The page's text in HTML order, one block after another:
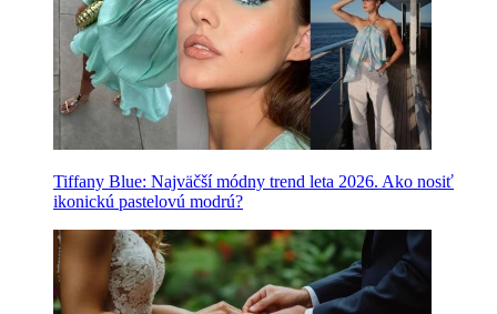
Tiffany Blue: Najväčší módny trend leta 2026. Ako nosiť
ikonickú pastelovú modrú?